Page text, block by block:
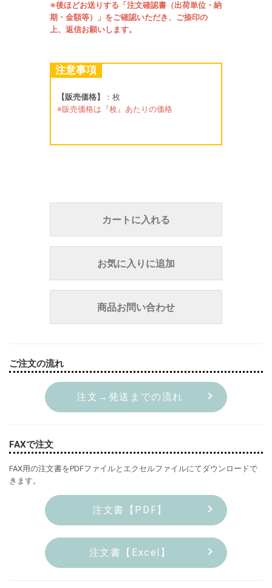
※後ほどお送りする「注文確認書（出荷単位・納
期・金額等）」をご確認いただき、ご捺印の
上、返信お願いします。
注意事項
【販売価格】
：枚
※販売価格は『枚』あたりの価格
カートに入れる
お気に入りに追加
商品お問い合わせ
ご注文の流れ
注文→発送までの流れ
FAXで注文
FAX用の注文書をPDFファイルとエクセルファイルにてダウンロードで
きます。
注文書【PDF】
注文書【Excel】